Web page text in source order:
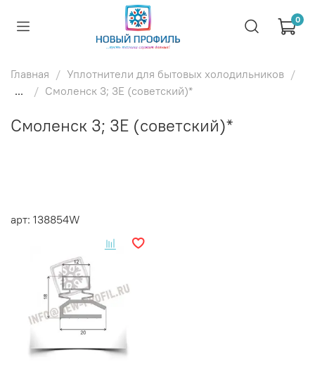
0
Главная
Уплотнители для бытовых холодильников
...
Смоленск 3; 3Е (советский)*
Смоленск 3; 3Е (советский)*
арт: 138854W